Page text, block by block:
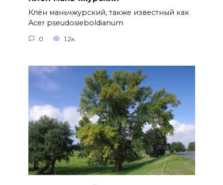
Клён маньчжурский, также известный как
Acer pseudosieboldianum
0 1.2к.